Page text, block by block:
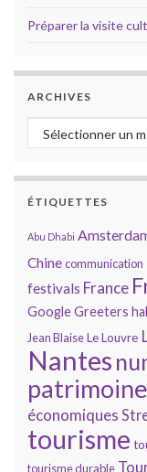
Préparer la visite
ARCHIVES
Archives
ÉTIQUETTES
Abu Dhabi
Chinecommunication
festivals France
GoogleGreeters
Jean BlaiseLe Louvre
Nantes
patrimoine
économiques
tourisme
tourisme durable